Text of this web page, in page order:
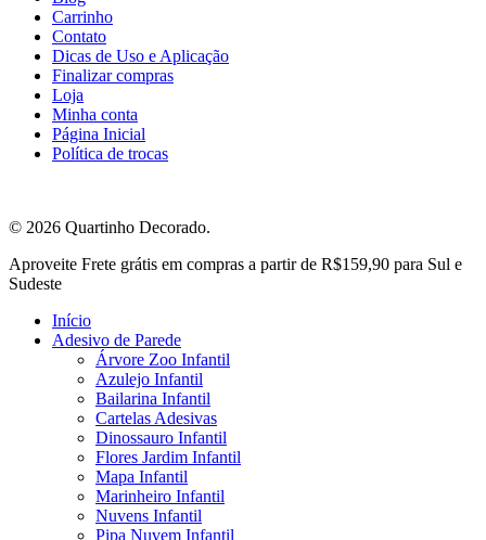
Carrinho
Contato
Dicas de Uso e Aplicação
Finalizar compras
Loja
Minha conta
Página Inicial
Política de trocas
© 2026 Quartinho Decorado.
Close
Menu
Aproveite Frete grátis em compras a partir de R$159,90 para Sul e
Sudeste
Início
Adesivo de Parede
Árvore Zoo Infantil
Azulejo Infantil
Bailarina Infantil
Cartelas Adesivas
Dinossauro Infantil
Flores Jardim Infantil
Mapa Infantil
Marinheiro Infantil
Nuvens Infantil
Pipa Nuvem Infantil